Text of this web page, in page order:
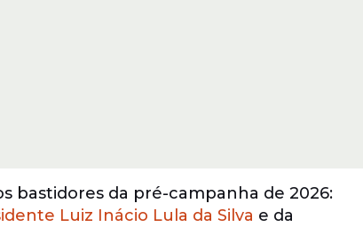
da pré-campanha de 2026:
Luiz Inácio Lula da Silva e da